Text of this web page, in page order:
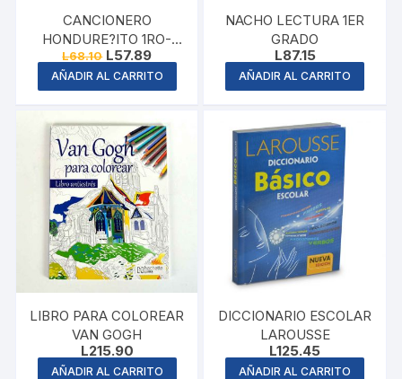
CANCIONERO
HONDURE?ITO 1RO-
3RO
L68.10 Original
price
was:
L68.10.
L57.89Current
price
is:
L57.89.
AÑADIR AL CARRITO
NACHO LECTURA 1ER
GRADO
L87.15
AÑADIR AL CARRITO
LIBRO PARA COLOREAR
VAN GOGH
L215.90
AÑADIR AL CARRITO
DICCIONARIO ESCOLAR
LAROUSSE
L125.45
AÑADIR AL CARRITO